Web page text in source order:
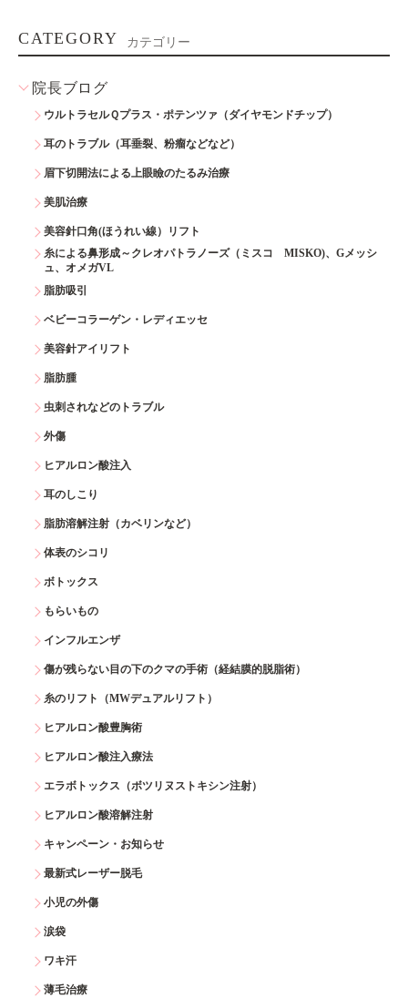
CATEGORY カテゴリー
院長ブログ
ウルトラセルＱプラス・ポテンツァ（ダイヤモンドチップ）
耳のトラブル（耳垂裂、粉瘤などなど）
眉下切開法による上眼瞼のたるみ治療
美肌治療
美容針口角(ほうれい線）リフト
糸による鼻形成～クレオパトラノーズ（ミスコ MISKO)、Gメッシ
ュ、オメガVL
脂肪吸引
ベビーコラーゲン・レディエッセ
美容針アイリフト
脂肪腫
虫刺されなどのトラブル
外傷
ヒアルロン酸注入
耳のしこり
脂肪溶解注射（カベリンなど）
体表のシコリ
ボトックス
もらいもの
インフルエンザ
傷が残らない目の下のクマの手術（経結膜的脱脂術）
糸のリフト（MWデュアルリフト）
ヒアルロン酸豊胸術
ヒアルロン酸注入療法
エラボトックス（ボツリヌストキシン注射）
ヒアルロン酸溶解注射
キャンペーン・お知らせ
最新式レーザー脱毛
小児の外傷
涙袋
ワキ汗
薄毛治療